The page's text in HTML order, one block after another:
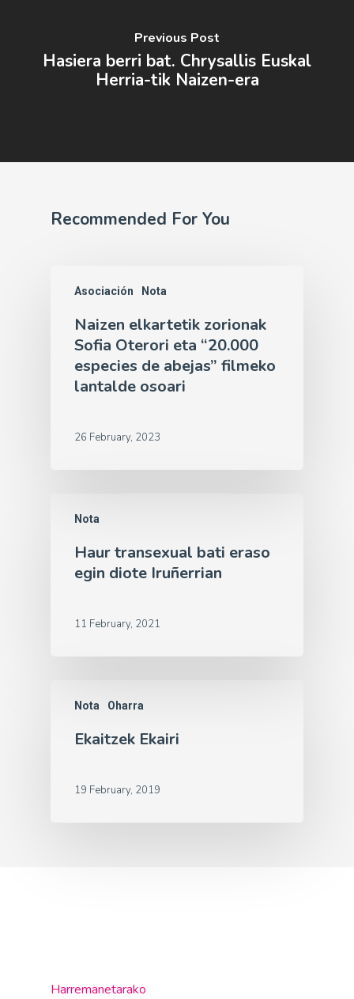
Previous Post
Hasiera berri bat. Chrysallis Euskal
Herria-tik Naizen-era
Recommended For You
Asociación Nota
Naizen elkartetik zorionak
Sofia Oterori eta “20.000
especies de abejas” filmeko
lantalde osoari
26 February, 2023
Nota
Haur transexual bati eraso
egin diote Iruñerrian
11 February, 2021
Nota Oharra
Ekaitzek Ekairi
19 February, 2019
Harremanetarako